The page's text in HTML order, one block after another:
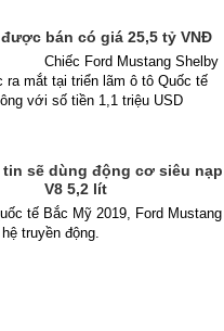
bán có giá 25,5 tỷ VNĐ
Chiếc Ford Mustang Shelby
mắt tại triển lãm ô tô Quốc tế
với số tiền 1,1 triệu USD
tin sẽ dùng động cơ siêu nạp
V8 5,2 lít
tế Bắc Mỹ 2019, Ford Mustang
truyền động.